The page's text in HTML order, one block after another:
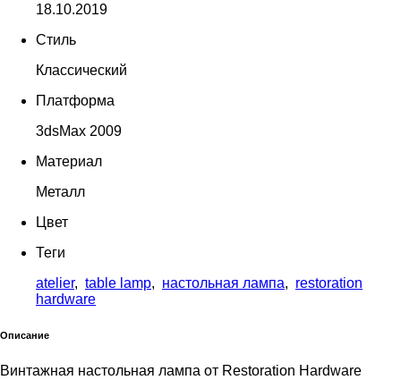
18.10.2019
Стиль
Классический
Платформа
3dsMax 2009
Материал
Металл
Цвет
Теги
atelier, table lamp, настольная лампа, restoration
hardware
Описание
Винтажная настольная лампа от Restoration Hardware